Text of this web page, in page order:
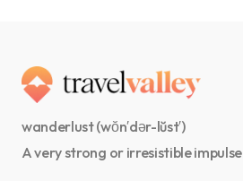
wanderlust (wŏn′dər-lŭst′)
A very strong or irresistible